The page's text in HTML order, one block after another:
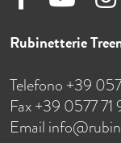
Rubinetterie
Telefono +39
Fax +39 0577
Email